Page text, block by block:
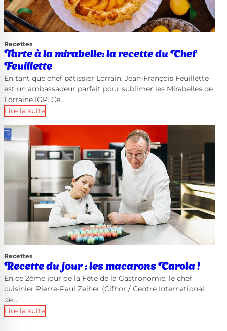
Recettes
Tarte à la mirabelle: la recette du Chef
Feuillette
En tant que chef pâtissier Lorrain, Jean-François Feuillette
est un ambassadeur parfait pour sublimer les Mirabelles de
Lorraine IGP. Ce…
Lire la suite
Recettes
Recette du jour : les macarons Carola !
En ce 2ème jour de la Fête de la Gastronomie, le chef
cuisinier Pierre-Paul Zeiher (Cifhor / Centre International
de…
Lire la suite